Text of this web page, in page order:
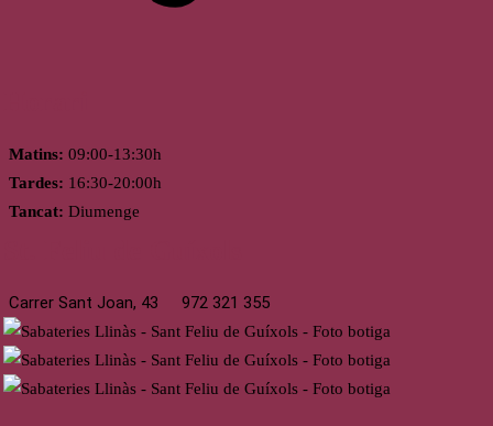
Matins: 09:00-13:30h
Tardes: 16:30-20:00h
Tancat: Diumenge
Carrer Sant Joan, 43 972 321 355